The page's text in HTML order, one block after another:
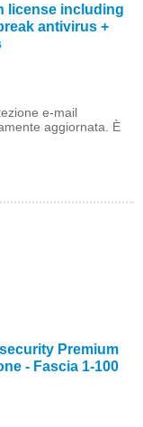
license including
antivirus +
e-mail
aggiornata. È
Premium
- Fascia 1-100